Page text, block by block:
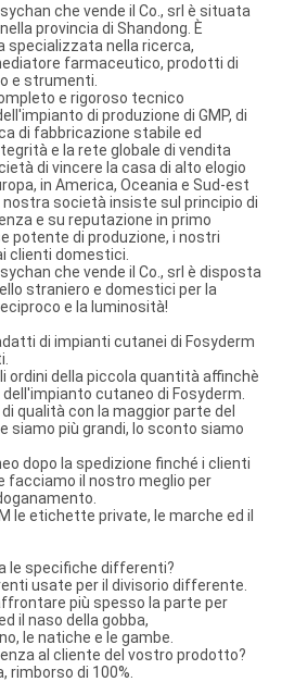
che vende il Co., srl è situata
provincia di Shandong. È
specializzata nella ricerca,
farmaceutico, prodotti di
e strumenti.
e rigoroso tecnico
di produzione di GMP, di
di fabbricazione stabile ed
e la rete globale di vendita
di vincere la casa di alto elogio
in America, Oceania e Sud-est
società insiste sul principio di
e su reputazione in primo
potente di produzione, i nostri
clienti domestici.
che vende il Co., srl è disposta
straniero e domestici per la
e la luminosità!
di impianti cutanei di Fosyderm
della piccola quantità affinchè
cutaneo di Fosyderm.
qualità con la maggior parte del
siamo più grandi, lo sconto siamo
dopo la spedizione finché i clienti
facciamo il nostro meglio per
le etichette private, le marche ed il
le specifiche differenti?
usate per il divisorio differente.
più spesso la parte per
il naso della gobba,
le natiche e le gambe.
al cliente del vostro prodotto?
rimborso di 100%.